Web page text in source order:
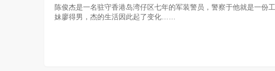
陈俊杰是一名驻守香港岛湾仔区七年的军装警员，警察于他就是一份
妹廖得男，杰的生活因此起了变化……